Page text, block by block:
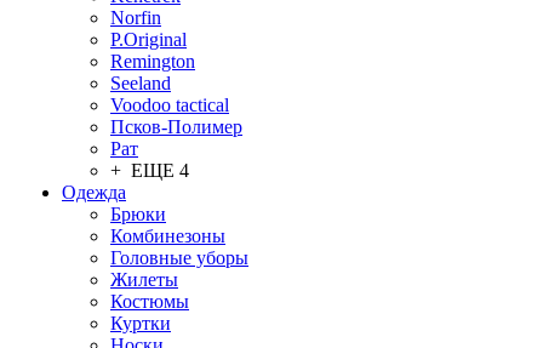
Norfin
P.Original
Remington
Seeland
Voodoo tactical
Псков-Полимер
Рат
+ ЕЩЕ 4
Одежда
Брюки
Комбинезоны
Головные уборы
Жилеты
Костюмы
Куртки